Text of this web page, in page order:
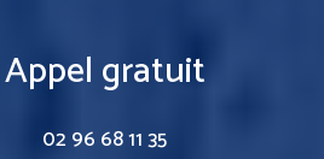
Appel gratuit
02 96 68 11 35